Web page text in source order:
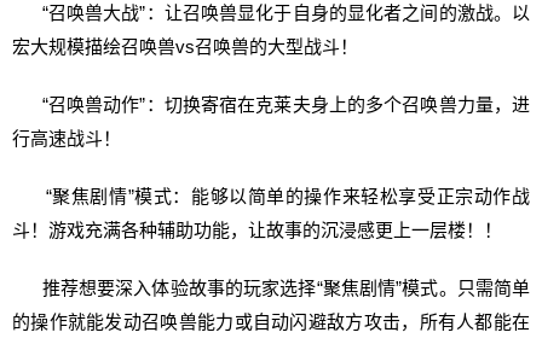
“召唤兽大战”：让召唤兽显化于自身的显化者之间的激战。以
宏大规模描绘召唤兽vs召唤兽的大型战斗！
“召唤兽动作”：切换寄宿在克莱夫身上的多个召唤兽力量，进
行高速战斗！
“聚焦剧情”模式：能够以简单的操作来轻松享受正宗动作战
斗！游戏充满各种辅助功能，让故事的沉浸感更上一层楼！！
推荐想要深入体验故事的玩家选择“聚焦剧情”模式。只需简单
的操作就能发动召唤兽能力或自动闪避敌方攻击，所有人都能在